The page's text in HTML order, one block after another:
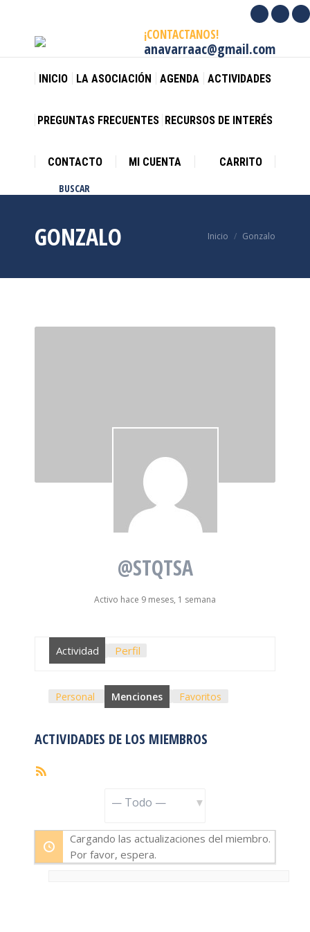
Facebook
opens
in
window
X
opens
¡CONTACTANOS!
anavarraac@gmail.com
INICIO LA ASOCIACIÓN AGENDA ACTIVIDADES
PREGUNTAS FRECUENTES RECURSOS DE INTERÉS
CONTACTO MI CUENTA CARRITO
Buscar:
BUSCAR
GONZALO Estás aquí:
Inicio Gonzalo
@STQTSA
Activo hace 9 meses, 1 semana
Actividad Perfil
Personal Menciones Favoritos
ACTIVIDADES DE LOS MIEMBROS
Mostrar:
Cargando las actualizaciones del miembro.
Por favor, espera.